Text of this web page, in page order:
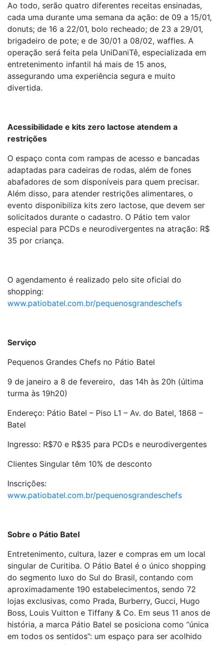
Ao todo, serão quatro diferentes receitas ensinadas,
cada uma durante uma semana da ação: de 09 a 15/01,
donuts; de 16 a 22/01, bolo recheado; de 23 a 29/01,
brigadeiro de pote; e de 30/01 a 08/02, waffles. A
operação será feita pela UniDaniTê, especializada em
entretenimento infantil há mais de 15 anos,
assegurando uma experiência segura e muito
divertida.
Acessibilidade e kits zero lactose atendem a
restrições
O espaço conta com rampas de acesso e bancadas
adaptadas para cadeiras de rodas, além de fones
abafadores de som disponíveis para quem precisar.
Além disso, para atender restrições alimentares, o
evento disponibiliza kits zero lactose, que devem ser
solicitados durante o cadastro. O Pátio tem valor
especial para PCDs e neurodivergentes na atração: R$
35 por criança.
O agendamento é realizado pelo site oficial do
shopping:
www.patiobatel.com.br/pequenosgrandeschefs
Serviço
Pequenos Grandes Chefs no Pátio Batel
9 de janeiro a 8 de fevereiro, das 14h às 20h (última
turma às 19h20)
Endereço: Pátio Batel – Piso L1 – Av. do Batel, 1868 –
Batel
Ingresso: R$70 e R$35 para PCDs e neurodivergentes
Clientes Singular têm 10% de desconto
Inscrições:
www.patiobatel.com.br/pequenosgrandeschefs
Sobre o Pátio Batel
Entretenimento, cultura, lazer e compras em um local
singular de Curitiba. O Pátio Batel é o único shopping
do segmento luxo do Sul do Brasil, contando com
aproximadamente 190 estabelecimentos, sendo 72
lojas exclusivas, como Prada, Burberry, Gucci, Hugo
Boss, Louis Vuitton e Tiffany & Co. Em seus 11 anos de
história, a marca Pátio Batel se posiciona como “única
em todos os sentidos”: um espaço para ser acolhido